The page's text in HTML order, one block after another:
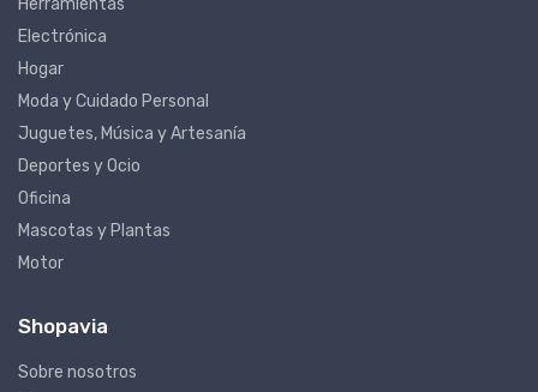
Herramientas
Electrónica
Hogar
Moda y Cuidado Personal
Juguetes, Música y Artesanía
Deportes y Ocio
Oficina
Mascotas y Plantas
Motor
Shopavia
Sobre nosotros